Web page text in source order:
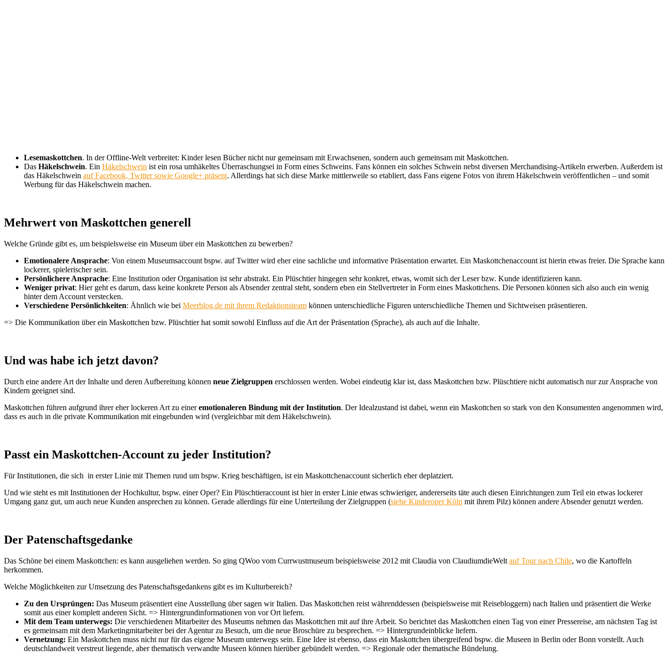
Lesemaskottchen. In der Offline-Welt verbreitet: Kinder lesen Bücher nicht nur gemeinsam mit Erwachsenen, sondern auch gemeinsam mit Maskottchen.
Das Häkelschwein. Ein Häkelschwein ist ein rosa umhäkeltes Überraschungsei in Form eines Schweins. Fans können ein solches Schwein nebst diversen Merchandising-Artikeln erwerben. Außerdem ist
das Häkelschwein auf Facebook, Twitter sowie Google+ präsent. Allerdings hat sich diese Marke mittlerweile so etabliert, dass Fans eigene Fotos von ihrem Häkelschwein veröffentlichen – und somit
Werbung für das Häkelschwein machen.
Mehrwert von Maskottchen generell
Welche Gründe gibt es, um beispielsweise ein Museum über ein Maskottchen zu bewerben?
Emotionalere Ansprache: Von einem Museumsaccount bspw. auf Twitter wird eher eine sachliche und informative Präsentation erwartet. Ein Maskottchenaccount ist hierin etwas freier. Die Sprache kann
lockerer, spielerischer sein.
Persönlichere Ansprache: Eine Institution oder Organisation ist sehr abstrakt. Ein Plüschtier hingegen sehr konkret, etwas, womit sich der Leser bzw. Kunde identifizieren kann.
Weniger privat: Hier geht es darum, dass keine konkrete Person als Absender zentral steht, sondern eben ein Stellvertreter in Form eines Maskottchens. Die Personen können sich also auch ein wenig
hinter dem Account verstecken.
Verschiedene Persönlichkeiten: Ähnlich wie bei Meerblog.de mit ihrem Redaktionsteam können unterschiedliche Figuren unterschiedliche Themen und Sichtweisen präsentieren.
=> Die Kommunikation über ein Maskottchen bzw. Plüschtier hat somit sowohl Einfluss auf die Art der Präsentation (Sprache), als auch auf die Inhalte.
Und was habe ich jetzt davon?
Durch eine andere Art der Inhalte und deren Aufbereitung können neue Zielgruppen erschlossen werden. Wobei eindeutig klar ist, dass Maskottchen bzw. Plüschtiere nicht automatisch nur zur Ansprache von
Kindern geeignet sind.
Maskottchen führen aufgrund ihrer eher lockeren Art zu eineremotionaleren Bindung mit der Institution. Der Idealzustand ist dabei, wenn ein Maskottchen so stark von den Konsumenten angenommen wird,
dass es auch in die private Kommunikation mit eingebunden wird (vergleichbar mit dem Häkelschwein).
Passt ein Maskottchen-Account zu jeder Institution?
Für Institutionen, die sich in erster Linie mit Themen rund um bspw. Krieg beschäftigen, ist ein Maskottchenaccount sicherlich eher deplatziert.
Und wie steht es mit Institutionen der Hochkultur, bspw. einer Oper? Ein Plüschtieraccount ist hier in erster Linie etwas schwieriger, andererseits täte auch diesen Einrichtungen zum Teil ein etwas lockerer
Umgang ganz gut, um auch neue Kunden ansprechen zu können. Gerade allerdings für eine Unterteilung der Zielgruppen (siehe Kinderoper Köln mit ihrem Pilz) können andere Absender genutzt werden.
Der Patenschaftsgedanke
Das Schöne bei einem Maskottchen: es kann ausgeliehen werden. So ging QWoo vom Currwustmuseum beispielsweise 2012 mit Claudia von ClaudiumdieWelt auf Tour nach Chile, wo die Kartoffeln
herkommen.
Welche Möglichkeiten zur Umsetzung des Patenschaftsgedankens gibt es im Kulturbereich?
Zu den Ursprüngen: Das Museum präsentiert eine Ausstellung über sagen wir Italien. Das Maskottchen reist währenddessen (beispielsweise mit Reisebloggern) nach Italien und präsentiert die Werke
somit aus einer komplett anderen Sicht. => Hintergrundinformationen von vor Ort liefern.
Mit dem Team unterwegs: Die verschiedenen Mitarbeiter des Museums nehmen das Maskottchen mit auf ihre Arbeit. So berichtet das Maskottchen einen Tag von einer Pressereise, am nächsten Tag ist
es gemeinsam mit dem Marketingmitarbeiter bei der Agentur zu Besuch, um die neue Broschüre zu besprechen. => Hintergrundeinblicke liefern.
Vernetzung: Ein Maskottchen muss nicht nur für das eigene Museum unterwegs sein. Eine Idee ist ebenso, dass ein Maskottchen übergreifend bspw. die Museen in Berlin oder Bonn vorstellt. Auch
deutschlandweit verstreut liegende, aber thematisch verwandte Museen können hierüber gebündelt werden. => Regionale oder thematische Bündelung.